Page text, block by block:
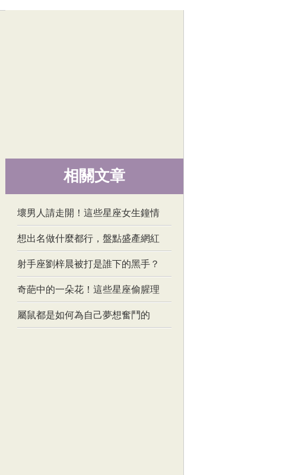
相關文章
壞男人請走開！這些星座女生鐘情
想出名做什麼都行，盤點盛產網紅
射手座劉梓晨被打是誰下的黑手？
奇葩中的一朵花！這些星座偷腥理
屬鼠都是如何為自己夢想奮鬥的